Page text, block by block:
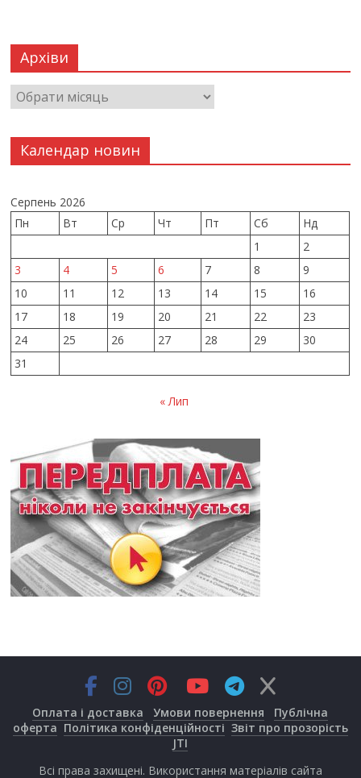
Архіви
Календар новин
Серпень 2026
Пн
Вт Ср Чт Пт Сб
Нд
1
2
3
4 5 6 7 8
9
10
11 12 13 14 15
16
17
18 19 20 21 22
23
24
25 26 27 28 29
30
31
« Лип
Оплата і доставка Умови повернення
Публічна
оферта Політика конфіденційності Звіт про прозорість
JTI
Всі права захищені. Використання матеріалів сайта